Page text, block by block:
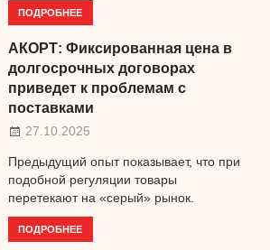
ПОДРОБНЕЕ
АКОРТ: Фиксированная цена в
долгосрочных договорах
приведет к проблемам с
поставками
27.10.2025
Предыдущий опыт показывает, что при
подобной регуляции товары
перетекают на «серый» рынок.
ПОДРОБНЕЕ